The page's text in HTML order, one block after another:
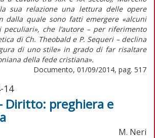
sua relazione una lettura delle opere
dalla quale sono fatti emergere «alcuni
che l’autore – per riferimento
di Ch. Theobald e P. Sequeri – declina
di uno stile» in grado di far risaltare
della fede cristiana».
Documento, 01/09/2014, pag. 517
14
Diritto: preghiera e
M. Neri